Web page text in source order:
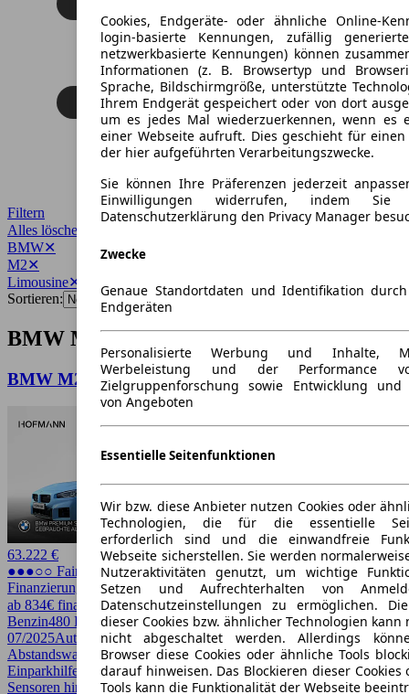
Filtern
Alles löschen
BMW✕
M2✕
Limousine✕
Sortieren:
BMW M2 Limousine Angebote
BMW M2
63.222 €
●●●○○ Fairer Preis
Finanzierung möglich
ab 834€ finanzieren ↗
Benzin480 PS (353 kW)26.633 kmEZ
07/2025AutomatikLimousine2 Türen
Abstandswarner, Android Auto, Apple CarPlay, CarPlay,
Einparkhilfe, Einparkhilfe selbstlenkendes System, Einparkhilfe
Sensoren hinten, Einparkhilfe Sensoren vorne, Elektrische Sitze,
Cookies, Endgeräte- oder ähnliche Online-
login-basierte Kennungen, zufällig
netzwerkbasierte Kennungen) können
Informationen (z. B. Browsertyp und
Sprache, Bildschirmgröße, unterstützte
Ihrem Endgerät gespeichert oder von dort
um es jedes Mal wiederzuerkennen, wenn es
einer Webseite aufruft. Dies geschieht für
der hier aufgeführten Verarbeitungszwecke.
Sie können Ihre Präferenzen jederzeit
Einwilligungen widerrufen, indem
Datenschutzerklärung den Privacy Manager
Zwecke
Genaue Standortdaten und Identifikation
Endgeräten
Personalisierte Werbung und Inhalte,
Werbeleistung und der Performance
Zielgruppenforschung sowie Entwicklung und
von Angeboten
Essentielle Seitenfunktionen
Wir bzw. diese Anbieter nutzen Cookies oder
Technologien, die für die essentielle
erforderlich sind und die einwandfreie
Webseite sicherstellen. Sie werden
Nutzeraktivitäten genutzt, um wichtige
Setzen und Aufrechterhalten von
Datenschutzeinstellungen zu ermöglichen.
dieser Cookies bzw. ähnlicher Technologien kann
nicht abgeschaltet werden. Allerdings
Browser diese Cookies oder ähnliche Tools
darauf hinweisen. Das Blockieren dieser
Tools kann die Funktionalität der Webseite